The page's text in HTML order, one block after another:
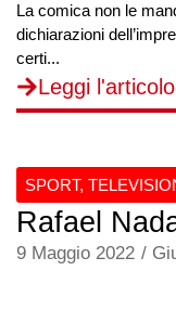
La comica non le
dichiarazioni
certi...
Leggi
SPORT,
Rafael
9 Maggio 2022 /